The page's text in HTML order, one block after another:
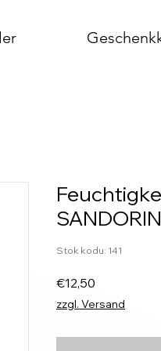
Stok kodu: 141
€12,50
zzgl. Versand